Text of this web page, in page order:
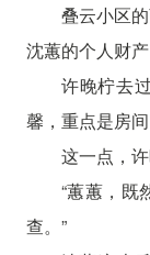
叠云小区
沈蕙的个人财
许晚柠去
馨，重点是房
这一点，许
“蕙蕙，既
查。”